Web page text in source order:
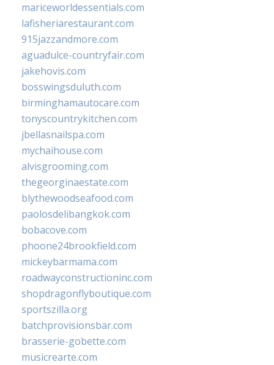
mariceworldessentials.com
lafisheriarestaurant.com
915jazzandmore.com
aguadulce-countryfair.com
jakehovis.com
bosswingsduluth.com
birminghamautocare.com
tonyscountrykitchen.com
jbellasnailspa.com
mychaihouse.com
alvisgrooming.com
thegeorginaestate.com
blythewoodseafood.com
paolosdelibangkok.com
bobacove.com
phoone24brookfield.com
mickeybarmama.com
roadwayconstructioninc.com
shopdragonflyboutique.com
sportszilla.org
batchprovisionsbar.com
brasserie-gobette.com
musicrearte.com